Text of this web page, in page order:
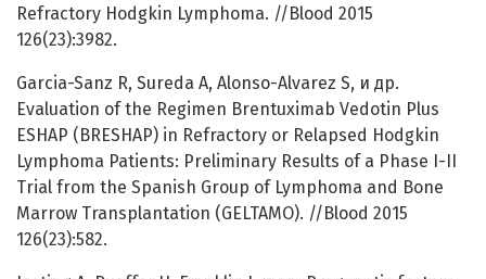
Refractory Hodgkin Lymphoma. //Blood 2015
126(23):3982.
Garcia-Sanz R, Sureda A, Alonso-Alvarez S, и др.
Evaluation of the Regimen Brentuximab Vedotin Plus
ESHAP (BRESHAP) in Refractory or Relapsed Hodgkin
Lymphoma Patients: Preliminary Results of a Phase I-II
Trial from the Spanish Group of Lymphoma and Bone
Marrow Transplantation (GELTAMO). //Blood 2015
126(23):582.